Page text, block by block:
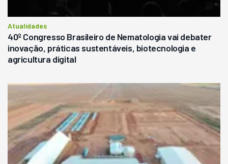
Atualidades
40º Congresso Brasileiro de Nematologia vai debater
inovação, práticas sustentáveis, biotecnologia e
agricultura digital